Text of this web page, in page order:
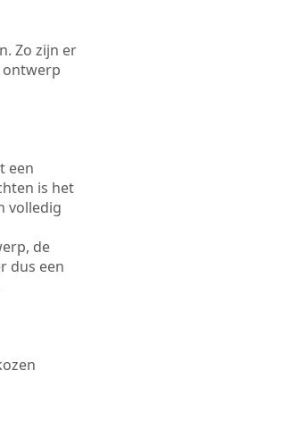
Zo zijn er
ontwerp
een
is het
volledig
de
dus een